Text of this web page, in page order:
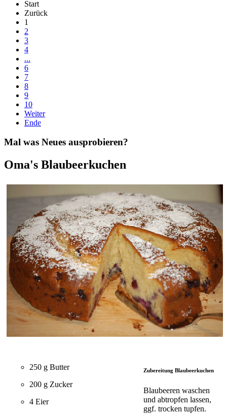
Start
Zurück
1
2
3
4
...
6
7
8
9
10
Weiter
Ende
Mal was Neues ausprobieren?
Oma's Blaubeerkuchen
250 g Butter
200 g Zucker
4 Eier
Zubereitung Blaubeerkuchen
Blaubeeren waschen
und abtropfen lassen,
ggf. trocken tupfen.